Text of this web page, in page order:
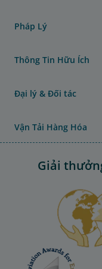
Pháp Lý
Thông Tin Hữu Ích
Đại lý & Đối tác
Vận Tải Hàng Hóa
Giải